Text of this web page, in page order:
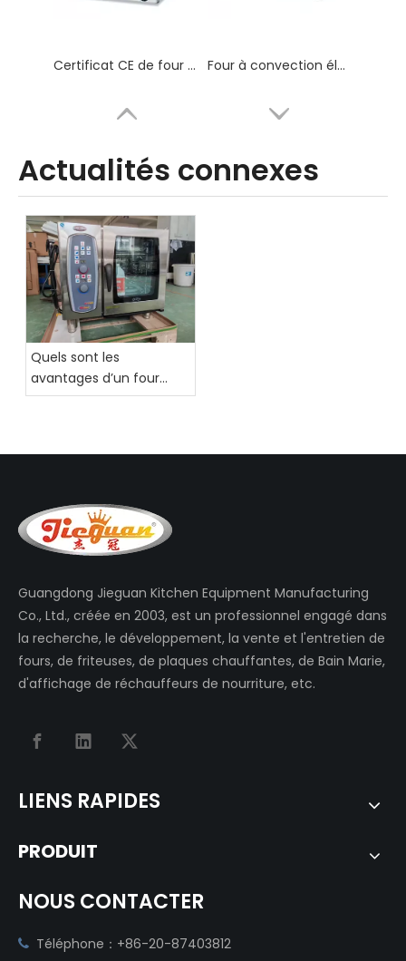
Certificat CE de four à convection électrique Perspective Four à convection électrique de comptoir 86L avec spray
four de cuisson à convection commercial en acier inoxydable avec 4 plaques
Actualités connexes
Quels sont les
avantages d’un four
combiné professionnel ?
Guangdong Jieguan Kitchen Equipment Manufacturing
Co., Ltd., créée en 2003, est un professionnel engagé dans
la recherche, le développement, la vente et l'entretien de
fours, de friteuses, de plaques chauffantes, de Bain Marie,
d'affichage de réchauffeurs de nourriture, etc.
LIENS RAPIDES
PRODUIT
NOUS CONTACTER
 Téléphone：+86-20-87403812